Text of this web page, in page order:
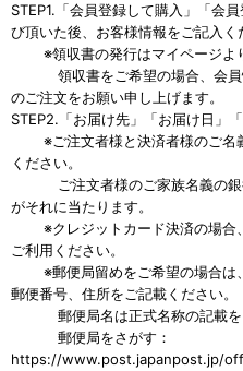
STEP1.「会員登録して購入」「会
び頂いた後、お客様情報をご記入く
※領収書の発行はマイページより
領収書をご希望の場合、会員
のご注文をお願い申し上げます。
STEP2.「お届け先」「お届け日」
※ご注文者様と決済者様のご名
ください。
ご注文者様のご家族名義の銀
がそれに当たります。
※クレジットカード決済の場合
ご利用ください。
※郵便局留めをご希望の場合は、
郵便番号、住所をご記載ください。
郵便局名は正式名称の記載をお
郵便局をさがす：
https://www.post.japanpost.jp/